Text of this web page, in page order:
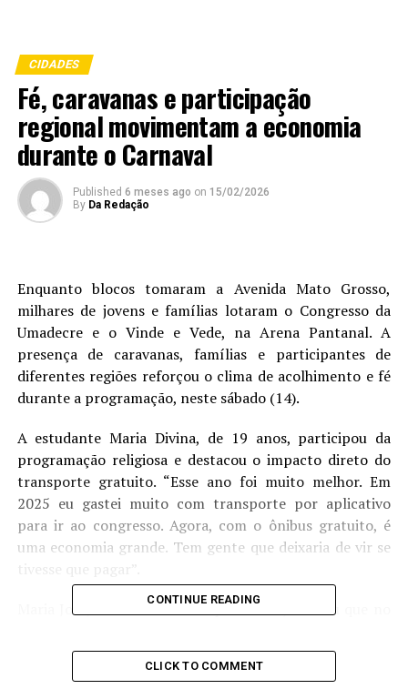
CIDADES
Fé, caravanas e participação
regional movimentam a economia
durante o Carnaval
Published 6 meses ago on 15/02/2026
By Da Redação
Enquanto blocos tomaram a Avenida Mato Grosso,
milhares de jovens e famílias lotaram o Congresso da
Umadecre e o Vinde e Vede, na Arena Pantanal. A
presença de caravanas, famílias e participantes de
diferentes regiões reforçou o clima de acolhimento e fé
durante a programação, neste sábado (14).
A estudante Maria Divina, de 19 anos, participou da
programação religiosa e destacou o impacto direto do
transporte gratuito. “Esse ano foi muito melhor. Em
2025 eu gastei muito com transporte por aplicativo
para ir ao congresso. Agora, com o ônibus gratuito, é
uma economia grande. Tem gente que deixaria de vir se
Maria José, moradora do Parque Cuiabá, contou que no
aplicativo. “Este ano foi uma bênção. Eu não teria
condições de pagar novamente”.
CONTINUE READING
CLICK TO COMMENT